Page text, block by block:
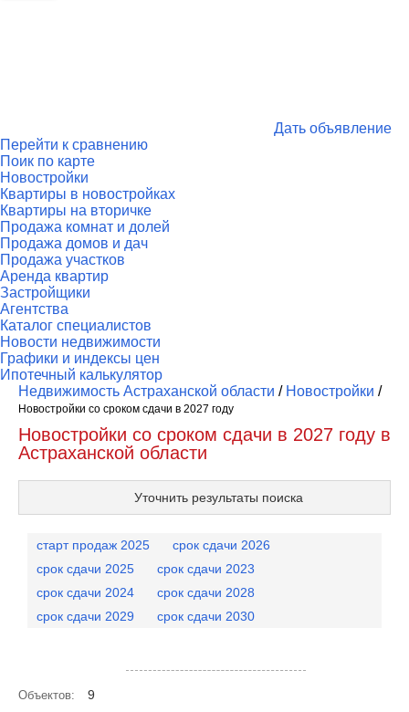
Дать объявление
Перейти к сравнению
Поик по карте
Новостройки
Квартиры в новостройках
Квартиры на вторичке
Продажа комнат и долей
Продажа домов и дач
Продажа участков
Аренда квартир
Застройщики
Агентства
Каталог специалистов
Новости недвижимости
Графики и индексы цен
Ипотечный калькулятор
Недвижимость Астраханской области / Новостройки /
Новостройки со сроком сдачи в 2027 году
Новостройки со сроком сдачи в 2027 году в
Астраханской области
Уточнить результаты поиска
старт продаж 2025
срок сдачи 2026
срок сдачи 2025
срок сдачи 2023
срок сдачи 2024
срок сдачи 2028
срок сдачи 2029
срок сдачи 2030
Объектов: 9